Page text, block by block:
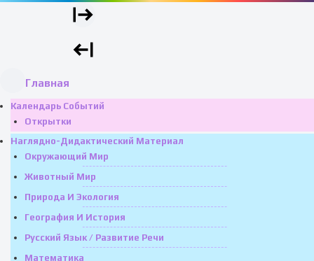
Главная
Календарь Событий
Открытки
Наглядно-Дидактический Материал
Окружающий Мир
Животный Мир
Природа И Экология
География И История
Русский Язык / Развитие Речи
Математика